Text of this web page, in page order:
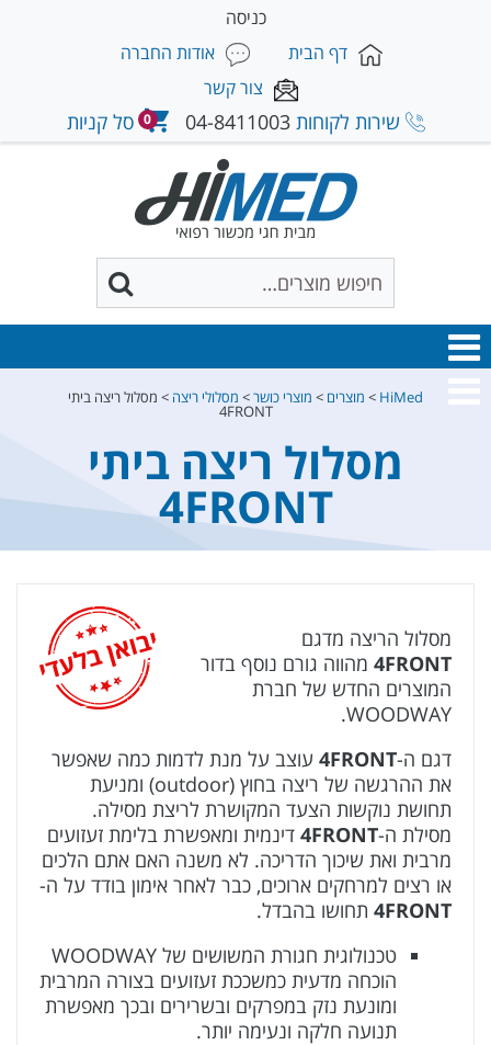
כניסה
דף הבית
אודות החברה
צור קשר
שירות לקוחות 04-8411003 סל קניות 0
HiMed
> מוצרים > מוצרי כושר> מסלולי ריצה > מסלול ריצה ביתי
4FRONT
מסלול ריצה ביתי
4FRONT
מסלול הריצה מדגם
4FRONT מהווה גורם נוסף בדור
המוצרים החדש של חברת
WOODWAY.
דגם ה-4FRONT עוצב על מנת לדמות כמה שאפשר
את ההרגשה של ריצה בחוץ (outdoor) ומניעת
תחושת נוקשות הצעד המקושרת לריצת מסילה.
מסילת ה-4FRONT דינמית ומאפשרת בלימת זעזועים
מרבית ואת שיכוך הדריכה. לא משנה האם אתם הלכים
או רצים למרחקים ארוכים, כבר לאחר אימון בודד על ה-
4FRONT תחושו בהבדל.
טכנולוגית חגורת המשושים של WOODWAY
הוכחה מדעית כמשככת זעזועים בצורה המרבית
ומונעת נזק במפרקים ובשרירים ובכך מאפשרת
תנועה חלקה ונעימה יותר.